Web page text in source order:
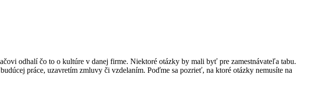
odhalí čo to o kultúre v danej firme. Niektoré otázky by mali byť pre zamestnávateľa tabu.
práce, uzavretím zmluvy či vzdelaním. Poďme sa pozrieť, na ktoré otázky nemusíte na